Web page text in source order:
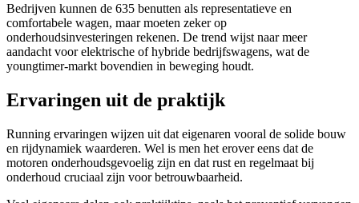
Bedrijven kunnen de 635 benutten als representatieve en
comfortabele wagen, maar moeten zeker op
onderhoudsinvesteringen rekenen. De trend wijst naar meer
aandacht voor elektrische of hybride bedrijfswagens, wat de
youngtimer-markt bovendien in beweging houdt.
Ervaringen uit de praktijk
Running ervaringen wijzen uit dat eigenaren vooral de solide bouw
en rijdynamiek waarderen. Wel is men het erover eens dat de
motoren onderhoudsgevoelig zijn en dat rust en regelmaat bij
onderhoud cruciaal zijn voor betrouwbaarheid.